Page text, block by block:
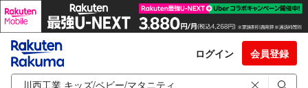
ログイン 会員登録